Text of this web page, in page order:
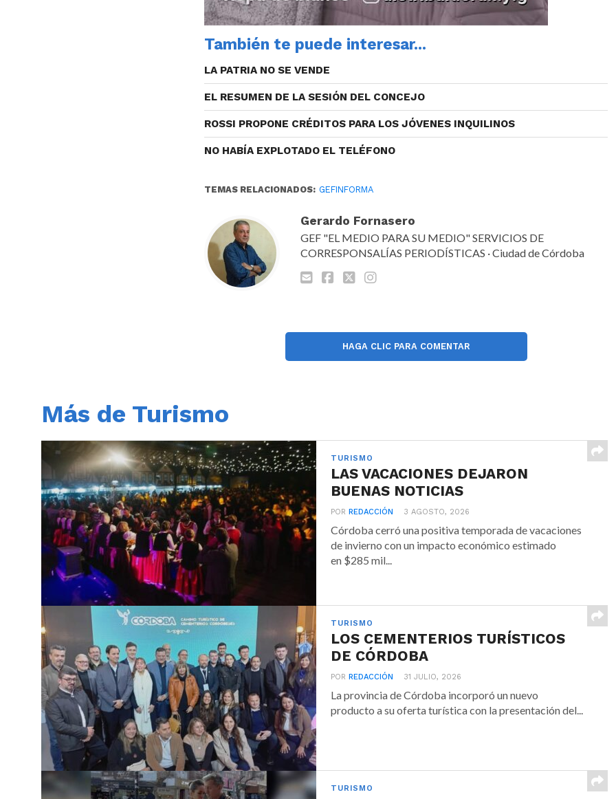
También te puede interesar...
LA PATRIA NO SE VENDE
EL RESUMEN DE LA SESIÓN DEL CONCEJO
ROSSI PROPONE CRÉDITOS PARA LOS JÓVENES INQUILINOS
NO HABÍA EXPLOTADO EL TELÉFONO
TEMAS RELACIONADOS: GEFINFORMA
Gerardo Fornasero
GEF "EL MEDIO PARA SU MEDIO" SERVICIOS DE
CORRESPONSALÍAS PERIODÍSTICAS · Ciudad de Córdoba
HAGA CLIC PARA COMENTAR
Más de Turismo
TURISMO
LAS VACACIONES DEJARON
BUENAS NOTICIAS
POR REDACCIÓN 3 AGOSTO, 2026
Córdoba cerró una positiva temporada de vacaciones
de invierno con un impacto económico estimado
en $285 mil...
TURISMO
LOS CEMENTERIOS TURÍSTICOS
DE CÓRDOBA
POR REDACCIÓN 31 JULIO, 2026
La provincia de Córdoba incorporó un nuevo
producto a su oferta turística con la presentación del...
TURISMO